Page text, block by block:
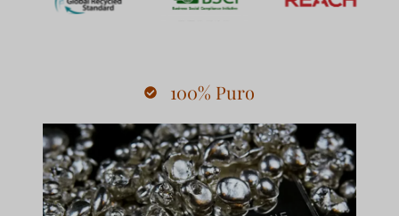
100% Puro